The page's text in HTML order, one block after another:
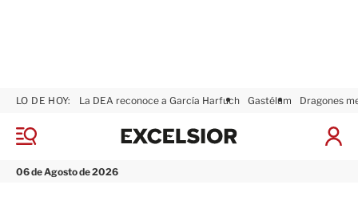
M
n
06 de Agosto de 2026
LO DE HOY: La DEA reconoce a García Harfuch Gastélum Dragones
I
x